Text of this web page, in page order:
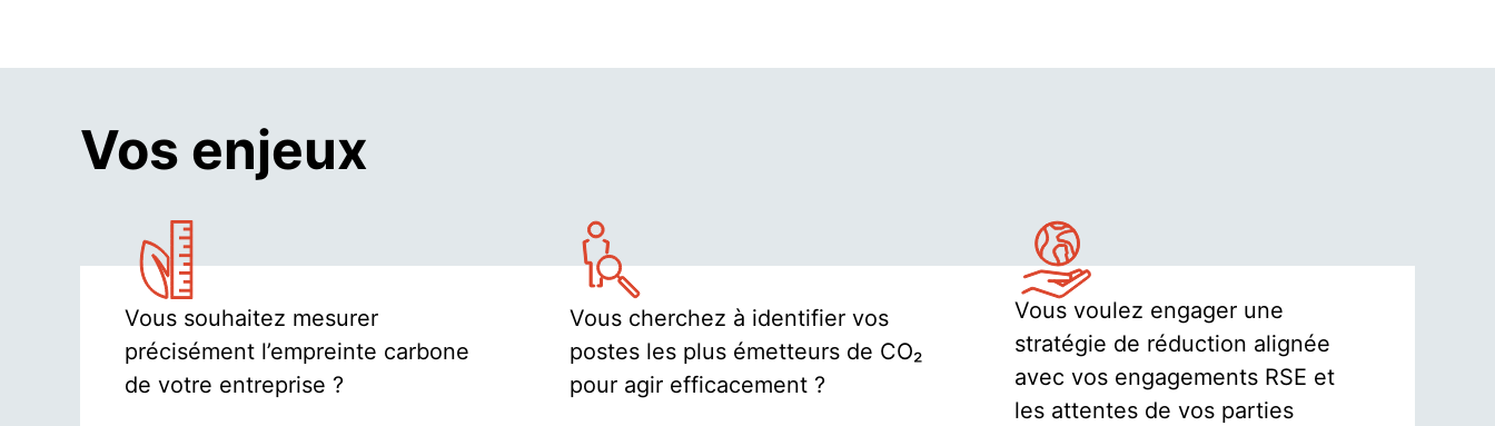
Vos enjeux
Vous souhaitez mesurer
précisément l’empreinte carbone
de votre entreprise ?
Vous cherchez à identifier vos
postes les plus émetteurs de CO₂
pour agir efficacement ?
Vous voulez engager une
stratégie de réduction alignée
avec vos engagements RSE et
les attentes de vos parties